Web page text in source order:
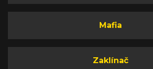
Mafia
Zaklínač